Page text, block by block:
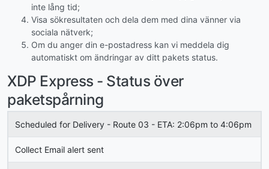
inte lång tid;
Visa sökresultaten och dela dem med dina vänner via
sociala nätverk;
Om du anger din e-postadress kan vi meddela dig
automatiskt om ändringar av ditt pakets status.
XDP Express - Status över
paketspårning
Scheduled for Delivery - Route 03 - ETA: 2:06pm to 4:06pm
Collect Email alert sent